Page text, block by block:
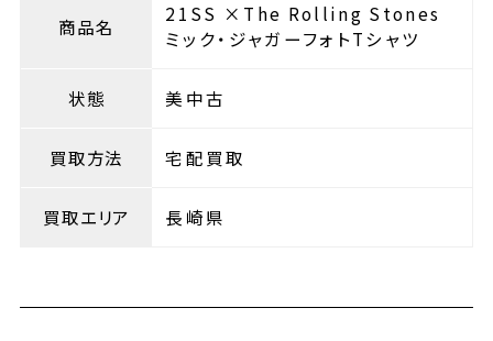
商品名
21SS ×The Rolling Stones
ミック・ジャガーフォトTシャツ
状態 美中古
買取方法 宅配買取
買取エリア 長崎県